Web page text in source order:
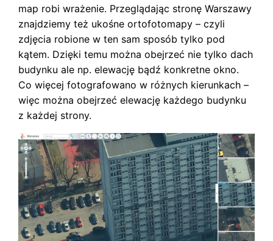
map robi wrażenie. Przeglądając stronę Warszawy
znajdziemy też ukośne ortofotomapy – czyli
zdjęcia robione w ten sam sposób tylko pod
kątem. Dzięki temu można obejrzeć nie tylko dach
budynku ale np. elewację bądź konkretne okno.
Co więcej fotografowano w różnych kierunkach –
więc można obejrzeć elewację każdego budynku
z każdej strony.